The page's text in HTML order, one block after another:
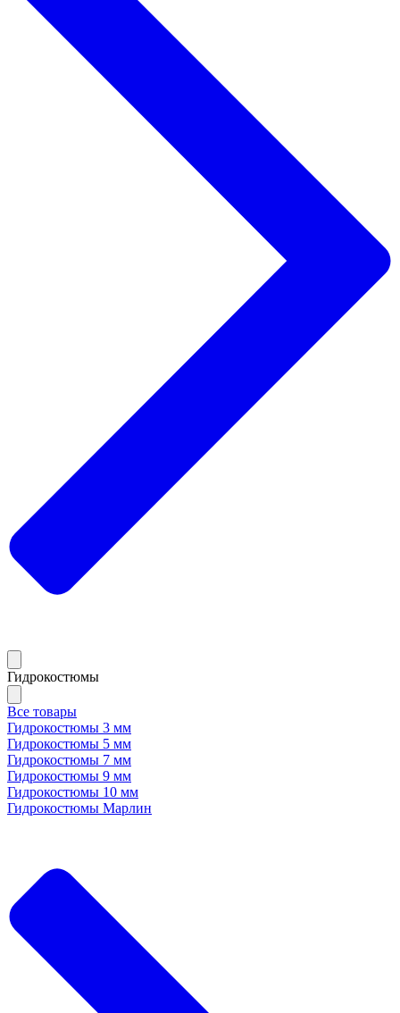
Гидрокостюмы
Все товары
Гидрокостюмы 3 мм
Гидрокостюмы 5 мм
Гидрокостюмы 7 мм
Гидрокостюмы 9 мм
Гидрокостюмы 10 мм
Гидрокостюмы Марлин